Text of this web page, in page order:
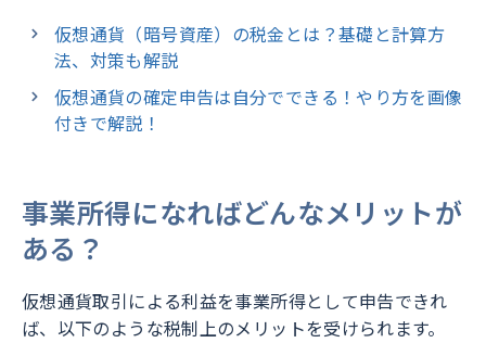
仮想通貨（暗号資産）の税金とは？基礎と計算方
法、対策も解説
仮想通貨の確定申告は自分でできる！やり方を画像
付きで解説！
事業所得になればどんなメリットが
ある？
仮想通貨取引による利益を事業所得として申告できれ
ば、以下のような税制上のメリットを受けられます。